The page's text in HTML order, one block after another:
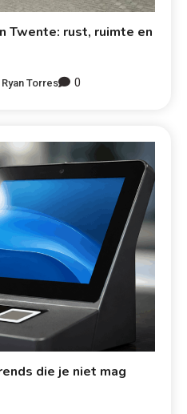
Twente: rust, ruimte en
Ryan Torres 0
die je niet mag